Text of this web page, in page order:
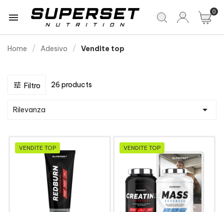
 0
Home Adesivo Vendite top
 Filtro 26 products
Rilevanza 
VENDITE TOP VENDITE TOP